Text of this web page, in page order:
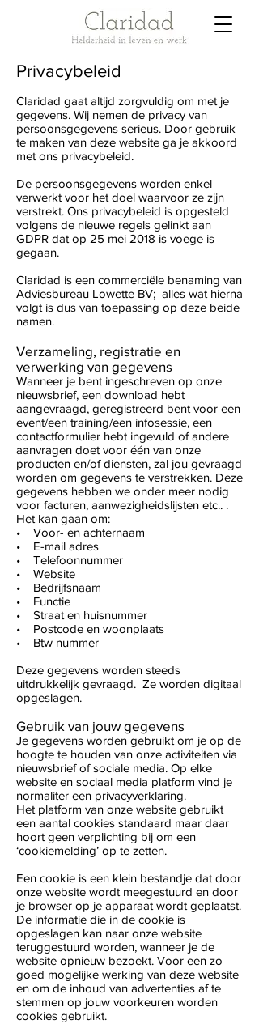
Privacybeleid
Claridad gaat altijd zorgvuldig om met je
gegevens. Wij nemen de privacy van
persoonsgegevens serieus. Door gebruik
te maken van deze website ga je akkoord
met ons privacybeleid.
De persoonsgegevens worden enkel
verwerkt voor het doel waarvoor ze zijn
verstrekt. Ons privacybeleid is opgesteld
volgens de nieuwe regels gelinkt aan
GDPR dat op 25 mei 2018 is voege is
gegaan.
Claridad is een commerciële benaming van
Adviesbureau Lowette BV; alles wat hierna
volgt is dus van toepassing op deze beide
namen.
Verzameling, registratie en
verwerking van gegevens
Wanneer je bent ingeschreven op onze
nieuwsbrief, een download hebt
aangevraagd, geregistreerd bent voor een
event/een training/een infosessie, een
contactformulier hebt ingevuld of andere
aanvragen doet voor één van onze
producten en/of diensten, zal jou gevraagd
worden om gegevens te verstrekken. Deze
gegevens hebben we onder meer nodig
voor facturen, aanwezigheidslijsten etc.. .
Het kan gaan om:
• Voor- en achternaam
• E-mail adres
• Telefoonnummer
• Website
• Bedrijfsnaam
• Functie
• Straat en huisnummer
• Postcode en woonplaats
• Btw nummer
Deze gegevens worden steeds
uitdrukkelijk gevraagd. Ze worden digitaal
opgeslagen.
Gebruik van jouw gegevens
Je gegevens worden gebruikt om je op de
hoogte te houden van onze activiteiten via
nieuwsbrief of sociale media. Op elke
website en sociaal media platform vind je
normaliter een privacyverklaring.
Het platform van onze website gebruikt
een aantal cookies standaard maar daar
hoort geen verplichting bij om een
‘cookiemelding’ op te zetten.
Een cookie is een klein bestandje dat door
onze website wordt meegestuurd en door
je browser op je apparaat wordt geplaatst.
De informatie die in de cookie is
opgeslagen kan naar onze website
teruggestuurd worden, wanneer je de
website opnieuw bezoekt. Voor een zo
goed mogelijke werking van deze website
en om de inhoud van advertenties af te
stemmen op jouw voorkeuren worden
cookies gebruikt.